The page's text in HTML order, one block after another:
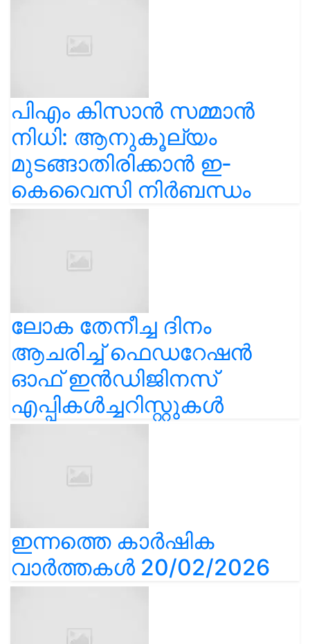
പിഎം കിസാൻ സമ്മാൻ
നിധി: ആനുകൂല്യം
മുടങ്ങാതിരിക്കാൻ ഇ-
കെവൈസി നിർബന്ധം
ലോക തേനീച്ച ദിനം
ആചരിച്ച് ഫെഡറേഷൻ
ഓഫ് ഇൻഡിജിനസ്
എപ്പികൾച്ചറിസ്റ്റുകൾ
ഇന്നത്തെ കാർഷിക
വാർത്തകൾ 20/02/2026